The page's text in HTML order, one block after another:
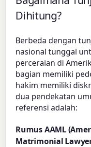
Dihitung?
Berbeda dengan
nasional tunggal
perceraian di
bagian memiliki
hakim memiliki
dua pendekatan
referensi adalah:
Rumus AAML
Matrimonial